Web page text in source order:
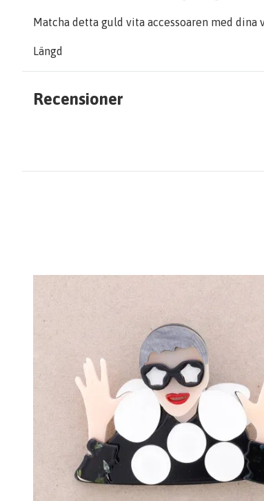
Matcha detta guld vita accessoaren med dina
Längd
Recensioner